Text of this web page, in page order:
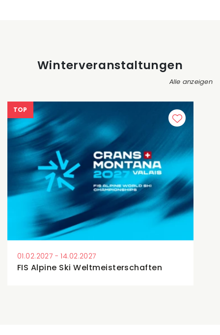
Winterveranstaltungen
Alle anzeigen
01.02.2027 - 14.02.2027
FIS Alpine Ski Weltmeisterschaften
TOP